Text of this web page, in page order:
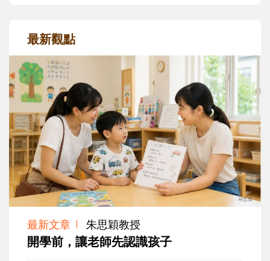
最新觀點
最新文章 朱思穎教授
開學前，讓老師先認識孩子